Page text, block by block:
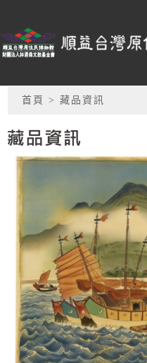
網頁導覽
首頁 > 藏品資訊
藏品資訊